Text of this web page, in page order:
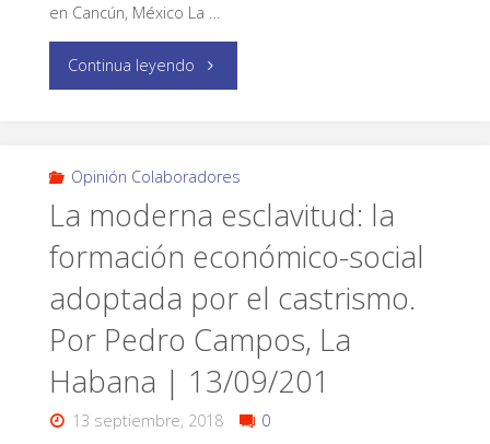
en Cancún, México La …
Continua leyendo
Opinión Colaboradores
La moderna esclavitud: la
formación económico-social
adoptada por el castrismo.
Por Pedro Campos, La
Habana | 13/09/201
13 septiembre, 2018 0